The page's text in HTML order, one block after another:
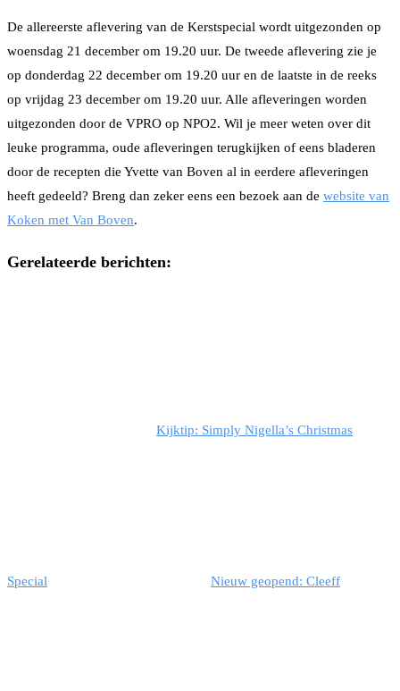
De allereerste aflevering van de Kerstspecial wordt uitgezonden op
woensdag 21 december om 19.20 uur. De tweede aflevering zie je
op donderdag 22 december om 19.20 uur en de laatste in de reeks
op vrijdag 23 december om 19.20 uur. Alle afleveringen worden
uitgezonden door de VPRO op NPO2. Wil je meer weten over dit
leuke programma, oude afleveringen terugkijken of eens bladeren
door de recepten die Yvette van Boven al in eerdere afleveringen
heeft gedeeld? Breng dan zeker eens een bezoek aan de website van
Koken met Van Boven.
Gerelateerde berichten:
Kijktip: Simply Nigella’s Christmas
Special Nieuw geopend: Cleeff